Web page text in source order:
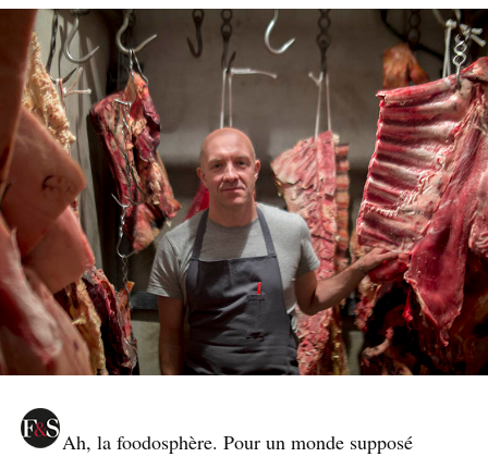
Ah, la foodosphère. Pour un monde supposé